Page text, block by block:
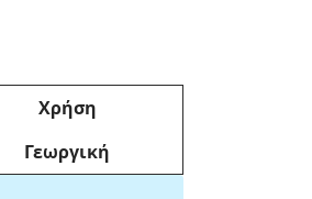
Χρήση
Γεωργική